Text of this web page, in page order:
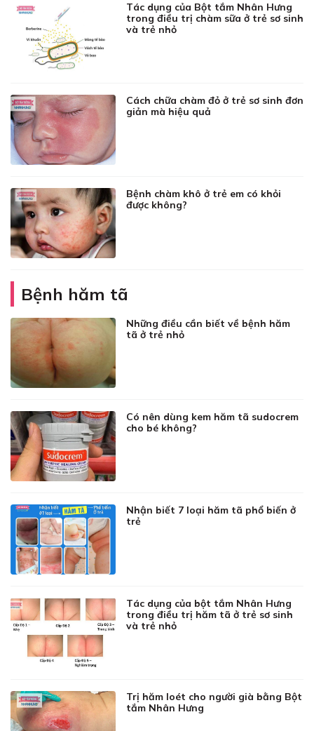
Tác dụng của Bột tắm Nhân Hưng
trong điều trị chàm sữa ở trẻ sơ sinh
và trẻ nhỏ
Cách chữa chàm đỏ ở trẻ sơ sinh đơn
giản mà hiệu quả
Bệnh chàm khô ở trẻ em có khỏi
được không?
Bệnh hăm tã
Những điều cần biết về bệnh hăm
tã ở trẻ nhỏ
Có nên dùng kem hăm tã sudocrem
cho bé không?
Nhận biết 7 loại hăm tã phổ biến ở
trẻ
Tác dụng của bột tắm Nhân Hưng
trong điều trị hăm tã ở trẻ sơ sinh
và trẻ nhỏ
Trị hăm loét cho người già bằng Bột
tắm Nhân Hưng